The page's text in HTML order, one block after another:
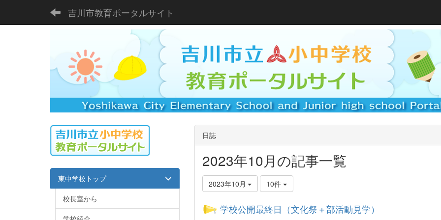
吉川市教育ポータルサイト
日誌
2023年10月の記事一覧
2023年10月 10件
学校公開最終日（文化祭＋部活動見学）
東中学校トップ
校長室から